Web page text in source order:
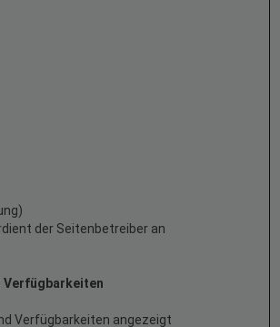
der Seitenbetreiber an
Verfügbarkeiten
Verfügbarkeiten angezeigt